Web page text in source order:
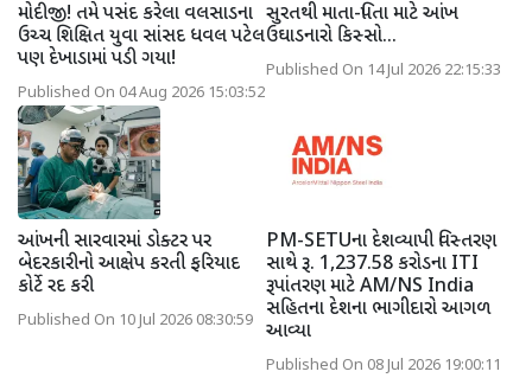
મોદીજી! તમે પસંદ કરેલા વલસાડના
ઉચ્ચ શિક્ષિત યુવા સાંસદ ધવલ પટેલ
પણ દેખાડામાં પડી ગયા!
Published On 04 Aug 2026 15:03:52
સુરતથી માતા-પિતા માટે આંખ
ઉઘાડનારો કિસ્સો...
Published On 14 Jul 2026 22:15:33
આંખની સારવારમાં ડોક્ટર પર
બેદરકારીનો આક્ષેપ કરતી ફરિયાદ
કોર્ટે રદ કરી
Published On 10 Jul 2026 08:30:59
PM-SETUના દેશવ્યાપી વિસ્તરણ
સાથે રૂ. 1,237.58 કરોડના ITI
રૂપાંતરણ માટે AM/NS India
સહિતના દેશના ભાગીદારો આગળ
આવ્યા
Published On 08 Jul 2026 19:00:11